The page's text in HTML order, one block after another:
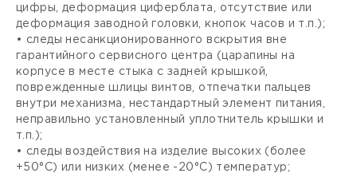
цифры, деформация циферблата, отсутствие или
деформация заводной головки, кнопок часов и т.п.);
• следы несанкционированного вскрытия вне
гарантийного сервисного центра (царапины на
корпусе в месте стыка с задней крышкой,
поврежденные шлицы винтов, отпечатки пальцев
внутри механизма, нестандартный элемент питания,
неправильно установленный уплотнитель крышки и
т.п.);
• следы воздействия на изделие высоких (более
+50°С) или низких (менее -20°С) температур;